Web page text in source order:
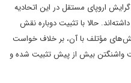
گرایش اروپای مستقل در این اتحادیه
حالا با تثبیت دوباره نقش
مؤتلف با آن، بر خلاف خواست
واشنگتن بیش از پیش تثبیت شده و